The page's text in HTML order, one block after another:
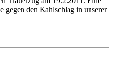
gegen den Kahlschlag in unserer